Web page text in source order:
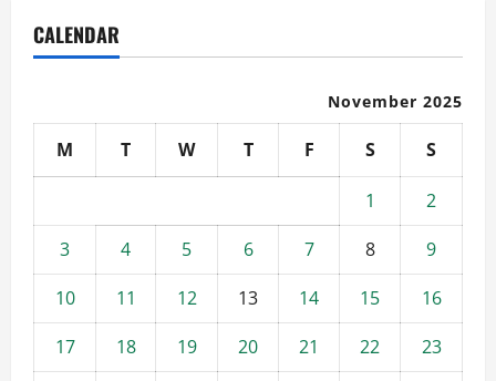
CALENDAR
November 2025
M T W T F S S
1
2
3
4 5 6 7 8
9
10
11 12 13 14 15
16
17
18 19 20 21 22
23